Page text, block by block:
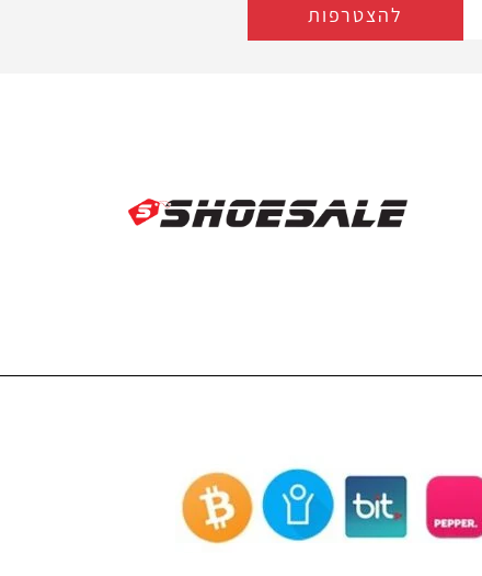
להצטרפות